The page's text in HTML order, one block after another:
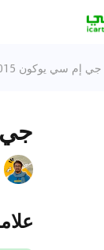
جي إم سي يوكون 2015: ما الذي يجب معرفته قبل اقتنائها؟
جي إم